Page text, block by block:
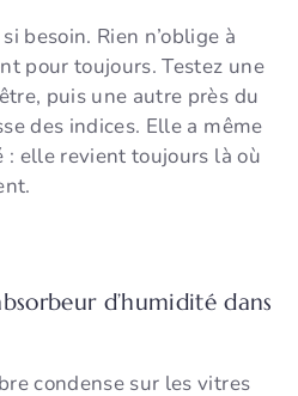
besoin. Rien n’oblige à
pour toujours. Testez une
puis une autre près du
des indices. Elle a même
: elle revient toujours là où
d’humidité dans
condense sur les vitres